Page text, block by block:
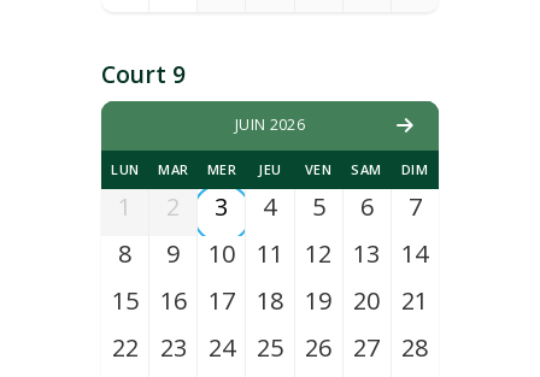
Court 9
JUIN 2026
LUN MAR MER JEU VEN SAM DIM
1 2 3 4 5 6
7
8
9 10 11 12 13
14
15
16 17 18 19 20
21
22
23 24 25 26 27
28